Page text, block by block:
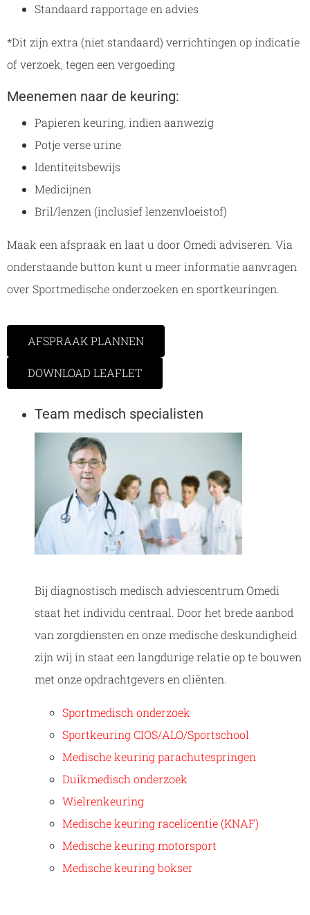
Standaard rapportage en advies
*Dit zijn extra (niet standaard) verrichtingen op indicatie
of verzoek, tegen een vergoeding
Meenemen naar de keuring:
Papieren keuring, indien aanwezig
Potje verse urine
Identiteitsbewijs
Medicijnen
Bril/lenzen (inclusief lenzenvloeistof)
Maak een afspraak en laat u door Omedi adviseren. Via
onderstaande button kunt u meer informatie aanvragen
over Sportmedische onderzoeken en sportkeuringen.
AFSPRAAK PLANNEN
DOWNLOAD LEAFLET
Team medisch specialisten
Bij diagnostisch medisch adviescentrum Omedi
staat het individu centraal. Door het brede aanbod
van zorgdiensten en onze medische deskundigheid
zijn wij in staat een langdurige relatie op te bouwen
met onze opdrachtgevers en cliënten.
Sportmedisch onderzoek
Sportkeuring CIOS/ALO/Sportschool
Medische keuring parachutespringen
Duikmedisch onderzoek
Wielrenkeuring
Medische keuring racelicentie (KNAF)
Medische keuring motorsport
Medische keuring bokser